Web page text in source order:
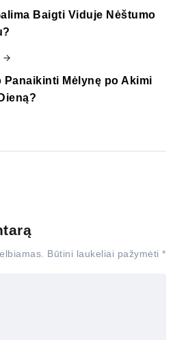
Baigti Viduje Nėštumo
Panaikinti Mėlynę po Akimi
Būtini laukeliai pažymėti *